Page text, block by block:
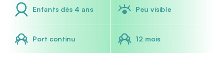
Enfants dès 4 ans Peu visible
Port continu 12 mois